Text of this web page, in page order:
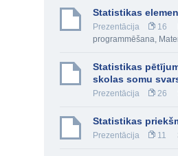
Statistikas
Prezentācija 16
programmēšana,
Statistikas
skolas somu
Prezentācija 26
Statistikas
Prezentācija 11